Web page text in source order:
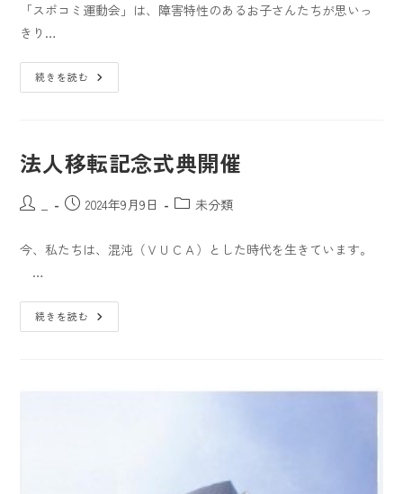
「スポコミ運動会」は、障害特性のあるお子さんたちが思いっ
きり…
続きを読む
法人移転記念式典開催
2024年9月9日 未分類
今、私たちは、混沌（ＶＵＣＡ）とした時代を生きています。
…
続きを読む